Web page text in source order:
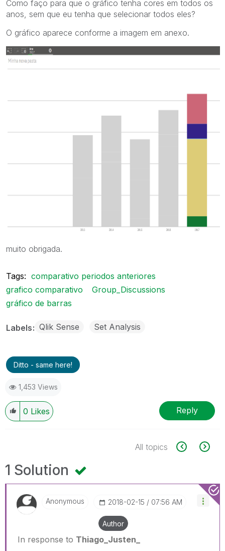
Como faço para que o gráfico tenha cores em todos os
anos, sem que eu tenha que selecionar todos eles?
O gráfico aparece conforme a imagem em anexo.
muito obrigada.
Tags: comparativo periodos anteriores
grafico comparativo
Group_Discussions
gráfico de barras
Labels Qlik Sense Set Analysis
Ditto - same here!
1,453 Views
0 Likes Reply
All topics
1 Solution
Anonymous ‎2018-02-15 07:56 AM
Author
In response to Thiago_Justen_